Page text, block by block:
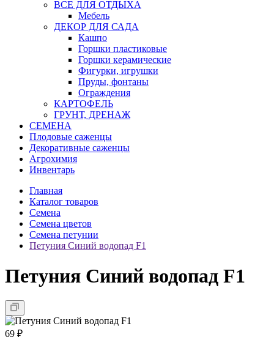
ВСЕ ДЛЯ ОТДЫХА
Мебель
ДЕКОР ДЛЯ САДА
Кашпо
Горшки пластиковые
Горшки керамические
Фигурки, игрушки
Пруды, фонтаны
Ограждения
КАРТОФЕЛЬ
ГРУНТ, ДРЕНАЖ
СЕМЕНА
Плодовые саженцы
Декоративные саженцы
Агрохимия
Инвентарь
Главная
Каталог товаров
Семена
Семена цветов
Семена петунии
Петуния Синий водопад F1
Петуния Синий водопад F1
69 ₽